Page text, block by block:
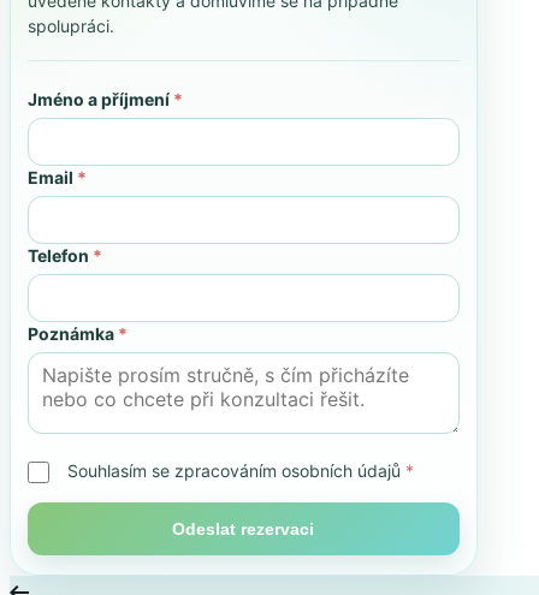
spolupráci.
Jméno a příjmení *
Email *
Telefon *
Poznámka *
Souhlasím se zpracováním osobních údajů *
Odeslat rezervaci